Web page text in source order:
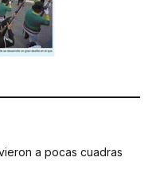
a pocas cuadras